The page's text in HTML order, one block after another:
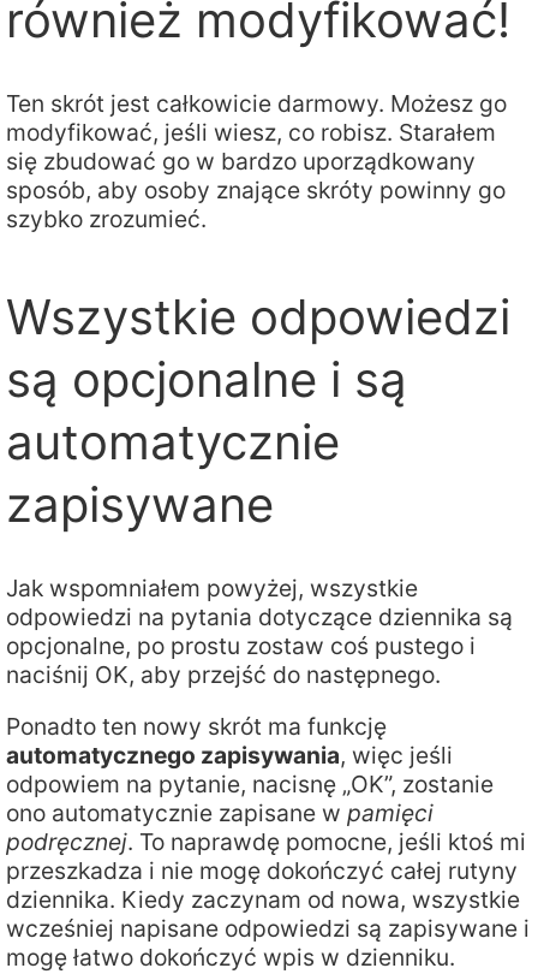
również modyfikować!
Ten skrót jest całkowicie darmowy. Możesz go
modyfikować, jeśli wiesz, co robisz. Starałem
się zbudować go w bardzo uporządkowany
sposób, aby osoby znające skróty powinny go
szybko zrozumieć.
Wszystkie odpowiedzi
są opcjonalne i są
automatycznie
zapisywane
Jak wspomniałem powyżej, wszystkie
odpowiedzi na pytania dotyczące dziennika są
opcjonalne, po prostu zostaw coś pustego i
naciśnij OK, aby przejść do następnego.
Ponadto ten nowy skrót ma funkcję
automatycznego zapisywania, więc jeśli
odpowiem na pytanie, nacisnę „OK”, zostanie
ono automatycznie zapisane w pamięci
podręcznej. To naprawdę pomocne, jeśli ktoś mi
przeszkadza i nie mogę dokończyć całej rutyny
dziennika. Kiedy zaczynam od nowa, wszystkie
wcześniej napisane odpowiedzi są zapisywane i
mogę łatwo dokończyć wpis w dzienniku.